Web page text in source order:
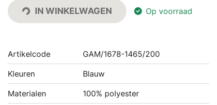
IN WINKELWAGEN Op voorraad
Artikelcode GAM/1678-1465/200
Kleuren Blauw
Materialen 100% polyester